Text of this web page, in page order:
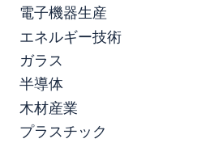
電子機器生産
エネルギー技術
ガラス
半導体
木材産業
プラスチック